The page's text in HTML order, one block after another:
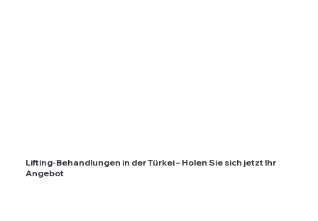
Lifting-Behandlungen in der Türkei – Holen Sie sich jetzt Ihr
Angebot